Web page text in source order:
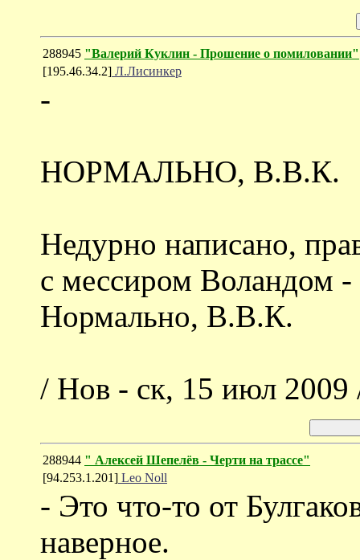
288945 "Валерий Куклин - Прошение о помиловании"
[195.46.34.2] Л.Лисинкер
-
НОРМАЛЬНО, В.В.К.
Недурно написано,
с мессиром Воландом -
Нормально, В.В.К.
/ Нов - ск, 15 июл 2009
288944 " Алексей Шепелёв - Черти на трассе"
[94.253.1.201] Leo Noll
- Это что-то от
наверное.